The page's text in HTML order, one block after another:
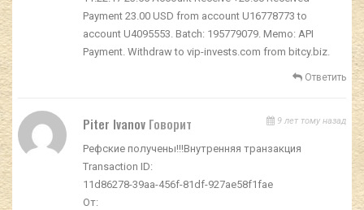
Payment 23.00 USD from account U16778773 to
account U4095553. Batch: 195779079. Memo: API
Payment. Withdraw to vip-invests.com from bitcy.biz.
Ответить
Piter Ivanov Говорит 9 лет тому назад
Рефские получены!!!Внутренняя транзакция
Transaction ID:
11d86278-39aa-456f-81df-927ae58f1fae
От: